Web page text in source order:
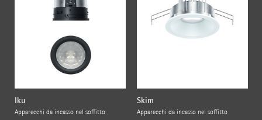
Iku
Apparecchi da incasso nel soffitto
Skim
Apparecchi da incasso nel soffitto